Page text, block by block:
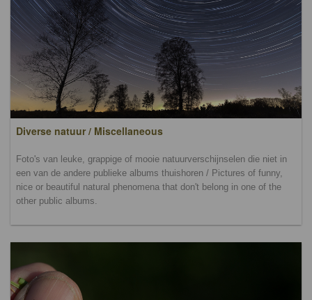
Diverse natuur / Miscellaneous
Foto's van leuke, grappige of mooie natuurverschijnselen die niet in
een van de andere publieke albums thuishoren / Pictures of funny,
nice or beautiful natural phenomena that don't belong in one of the
other public albums.